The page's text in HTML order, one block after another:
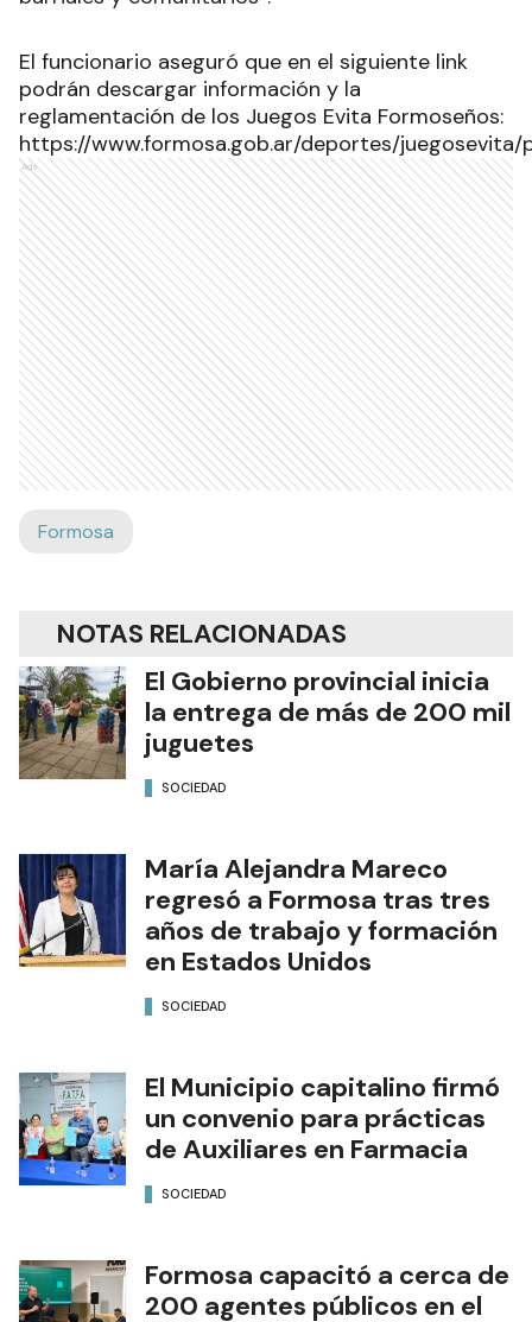
El funcionario aseguró que en el siguiente link
podrán descargar información y la
reglamentación de los Juegos Evita Formoseños:
https://www.formosa.gob.ar/deportes/juegosevita/
Ads
Formosa
NOTAS RELACIONADAS
El Gobierno provincial inicia
la entrega de más de 200 mil
juguetes
SOCIEDAD
María Alejandra Mareco
regresó a Formosa tras tres
años de trabajo y formación
en Estados Unidos
SOCIEDAD
El Municipio capitalino firmó
un convenio para prácticas
de Auxiliares en Farmacia
SOCIEDAD
Formosa capacitó a cerca de
200 agentes públicos en el